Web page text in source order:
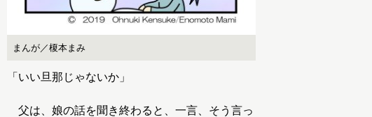
まんが／榎本まみ
「いい旦那じゃないか」
父は、娘の話を聞き終わると、一言、そう言っ